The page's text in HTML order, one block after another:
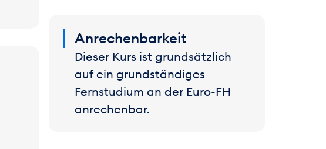
Anrechenbarkeit
Dieser Kurs ist grundsätzlich
auf ein grundständiges
Fernstudium an der Euro-FH
anrechenbar.